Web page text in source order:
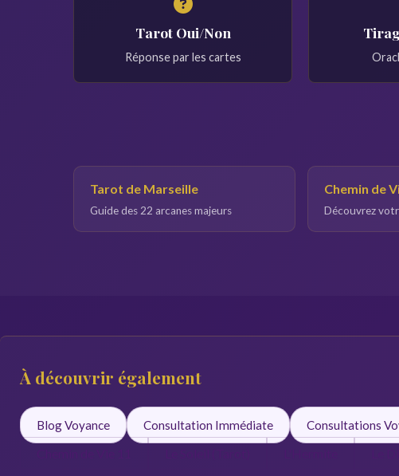
Tarot Oui/Non
Réponse par les cartes
Tarot de Marseille
Guide des 22 arcanes majeurs
Chemin de
Découvrez
À découvrir également
Blog Voyance Consultation Immédiate Consultations